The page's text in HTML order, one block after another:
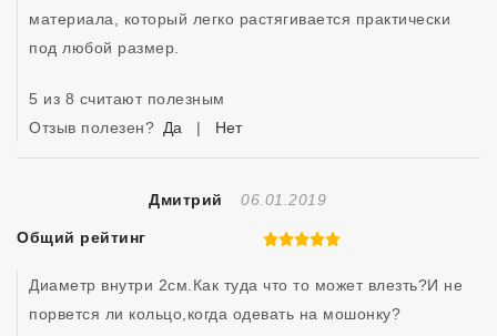
материала, который легко растягивается практически
под любой размер.
5 из 8 считают полезным
Отзыв полезен? Да | Нет
Дмитрий Отзыв Создан
06.01.2019
Общий рейтинг 5 из 5
Диаметр внутри 2см.Как туда что то может влезть?И не
порвется ли кольцо,когда одевать на мошонку?